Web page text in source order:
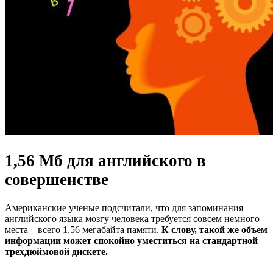
1,56 Мб для английского в
совершенстве
Американские ученые подсчитали, что для запоминания
английского языка мозгу человека требуется совсем немного
места – всего 1,56 мегабайта памяти. К слову, такой же объем
информации может спокойно уместиться на стандартной
трехдюймовой дискете.